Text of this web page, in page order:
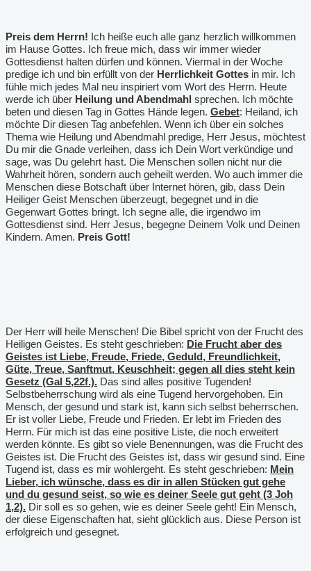
Preis dem Herrn! Ich heiße euch alle ganz herzlich willkommen
im Hause Gottes. Ich freue mich, dass wir immer wieder
Gottesdienst halten dürfen und können. Viermal in der Woche
predige ich und bin erfüllt von der Herrlichkeit Gottes in mir. Ich
fühle mich jedes Mal neu inspiriert vom Wort des Herrn. Heute
werde ich über Heilung und Abendmahl sprechen. Ich möchte
beten und diesen Tag in Gottes Hände legen. Gebet: Heiland, ich
möchte Dir diesen Tag anbefehlen. Wenn ich über ein solches
Thema wie Heilung und Abendmahl predige, Herr Jesus, möchtest
Du mir die Gnade verleihen, dass ich Dein Wort verkündige und
sage, was Du gelehrt hast. Die Menschen sollen nicht nur die
Wahrheit hören, sondern auch geheilt werden. Wo auch immer die
Menschen diese Botschaft über Internet hören, gib, dass Dein
Heiliger Geist Menschen überzeugt, begegnet und in die
Gegenwart Gottes bringt. Ich segne alle, die irgendwo im
Gottesdienst sind. Herr Jesus, begegne Deinem Volk und Deinen
Kindern. Amen. Preis Gott!
Der Herr will heile Menschen! Die Bibel spricht von der Frucht des
Heiligen Geistes. Es steht geschrieben: Die Frucht aber des
Geistes ist Liebe, Freude, Friede, Geduld, Freundlichkeit,
Güte, Treue, Sanftmut, Keuschheit; gegen all dies steht kein
Gesetz (Gal 5,22f.). Das sind alles positive Tugenden!
Selbstbeherrschung wird als eine Tugend hervorgehoben. Ein
Mensch, der gesund und stark ist, kann sich selbst beherrschen.
Er ist voller Liebe, Freude und Frieden. Er lebt im Frieden des
Herrn. Für mich ist das eine positive Liste, die noch erweitert
werden könnte. Es gibt so viele Benennungen, was die Frucht des
Geistes ist. Die Frucht des Geistes ist, dass wir gesund sind. Eine
Tugend ist, dass es mir wohlergeht. Es steht geschrieben: Mein
Lieber, ich wünsche, dass es dir in allen Stücken gut gehe
und du gesund seist, so wie es deiner Seele gut geht (3 Joh
1,2). Dir soll es so gehen, wie es deiner Seele geht! Ein Mensch,
der diese Eigenschaften hat, sieht glücklich aus. Diese Person ist
erfolgreich und gesegnet.